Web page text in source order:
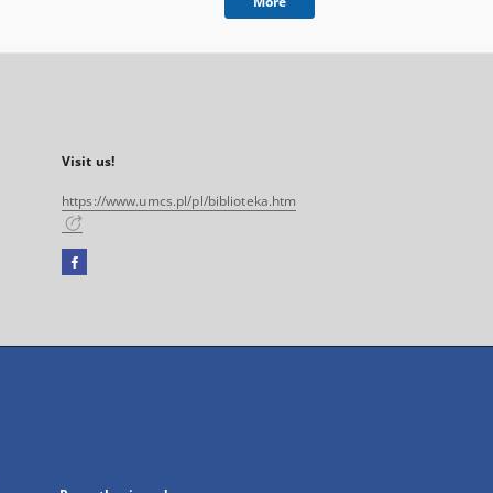
Visit us!
https://www.umcs.pl/pl/biblioteka.htm
Facebook
open